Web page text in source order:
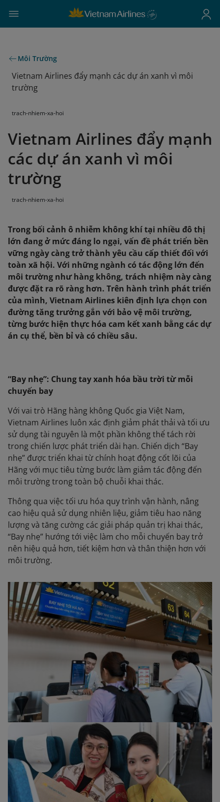
Môi Trường
Vietnam Airlines đẩy mạnh các dự án xanh vì môi
trường
trach-nhiem-xa-hoi
Vietnam Airlines đẩy mạnh
các dự án xanh vì môi
trường
trach-nhiem-xa-hoi
Trong bối cảnh ô nhiễm không khí tại nhiều đô thị
lớn đang ở mức đáng lo ngại, vấn đề phát triển bền
vững ngày càng trở thành yêu cầu cấp thiết đối với
toàn xã hội. Với những ngành có tác động lớn đến
môi trường như hàng không, trách nhiệm này càng
được đặt ra rõ ràng hơn. Trên hành trình phát triển
của mình, Vietnam Airlines kiên định lựa chọn con
đường tăng trưởng gắn với bảo vệ môi trường,
từng bước hiện thực hóa cam kết xanh bằng các dự
án cụ thể, bền bỉ và có chiều sâu.
“Bay nhẹ”: Chung tay xanh hóa bầu trời từ mỗi
chuyến bay
Với vai trò Hãng hàng không Quốc gia Việt Nam,
Vietnam Airlines luôn xác định giảm phát thải và tối ưu
sử dụng tài nguyên là một phần không thể tách rời
trong chiến lược phát triển dài hạn. Chiến dịch “Bay
nhẹ” được triển khai từ chính hoạt động cốt lõi của
Hãng với mục tiêu từng bước làm giảm tác động đến
môi trường trong toàn bộ chuỗi khai thác.
Thông qua việc tối ưu hóa quy trình vận hành, nâng
cao hiệu quả sử dụng nhiên liệu, giảm tiêu hao năng
lượng và tăng cường các giải pháp quản trị khai thác,
“Bay nhẹ” hướng tới việc làm cho mỗi chuyến bay trở
nên hiệu quả hơn, tiết kiệm hơn và thân thiện hơn với
môi trường.